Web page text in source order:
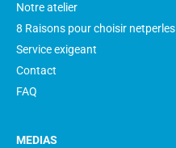
Notre atelier
8 Raisons pour choisir netperles
Service exigeant
Contact
FAQ
MEDIAS